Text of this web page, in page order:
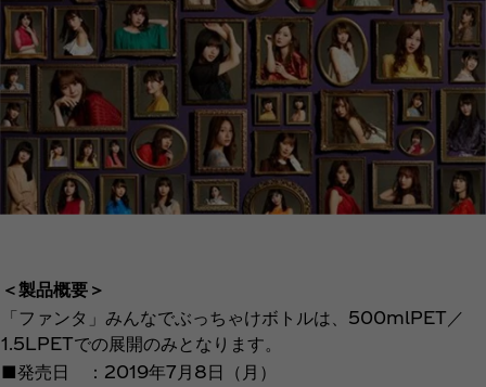
＜製品概要＞
「ファンタ」みんなでぶっちゃけボトルは、500mlPET／
1.5LPETでの展開のみとなります。
■発売日 ：2019年7月8日（月）